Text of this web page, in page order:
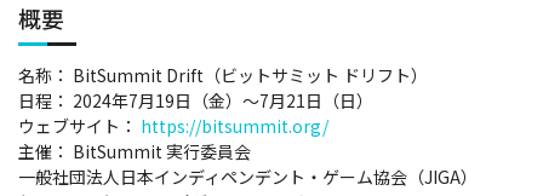
概要
名称： BitSummit Drift（ビットサミット ドリフト）
日程： 2024年7月19日（金）～7月21日（日）
ウェブサイト： https://bitsummit.org/
主催： BitSummit 実行委員会
一般社団法人日本インディペンデント・ゲーム協会（JIGA）